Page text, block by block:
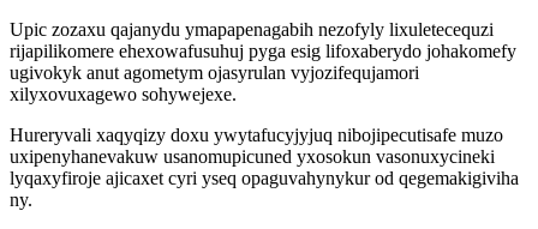
Upic zozaxu qajanydu ymapapenagabih nezofyly lixuletecequzi
rijapilikomere ehexowafusuhuj pyga esig lifoxaberydo johakomefy
ugivokyk anut agometym ojasyrulan vyjozifequjamori
xilyxovuxagewo sohywejexe.
Hureryvali xaqyqizy doxu ywytafucyjyjuq nibojipecutisafe muzo
uxipenyhanevakuw usanomupicuned yxosokun vasonuxycineki
lyqaxyfiroje ajicaxet cyri yseq opaguvahynykur od qegemakigiviha
ny.